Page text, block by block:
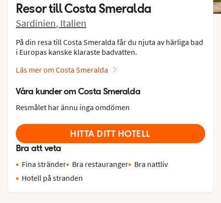
Resor tillCosta Smeralda
Sardinien, Italien
På din resa till Costa Smeralda får du njuta av härliga bad
i Europas kanske klaraste badvatten.
Läs mer om Costa Smeralda
Våra kunder om Costa Smeralda
Resmålet har ännu inga omdömen
HITTA DITT HOTELL
Bra att veta
Fina stränder Bra restauranger
Bra nattliv
Hotell på stranden